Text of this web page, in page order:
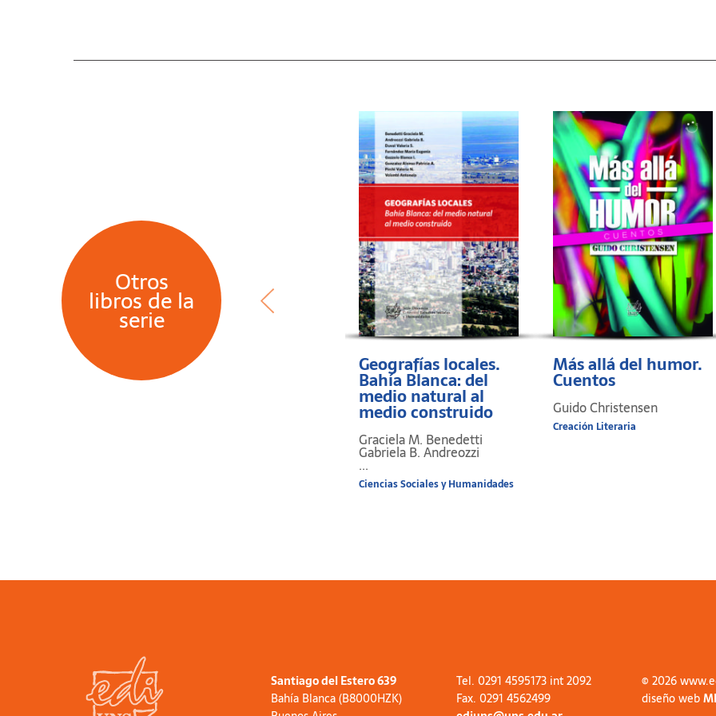
Otros
libros de la
serie
Geografías locales.
Bahía Blanca: del
medio natural al
medio construido
Graciela M. Benedetti
Gabriela B. Andreozzi
...
Ciencias Sociales y Humanidades
Más allá del humor.
Cuentos
Guido Christensen
Creación Literaria
Santiago del Estero 639
Bahía Blanca (B8000HZK)
Tel. 0291 4595173 int 2092
Fax. 0291 4562499
© 2026
diseño web